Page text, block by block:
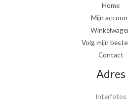
Home
Mijn
Volg mijn
Contact
Adres
Interfotos